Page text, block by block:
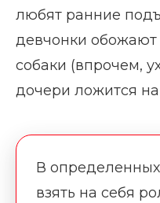
любят ранние
девчонки
собаки (впрочем,
дочери ложится
В
взять на себя